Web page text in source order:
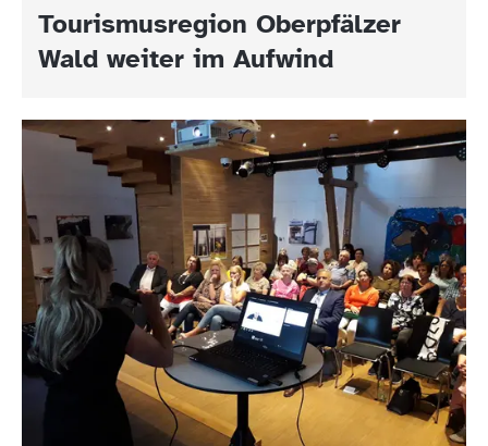
Tourismusregion Oberpfälzer
Wald weiter im Aufwind